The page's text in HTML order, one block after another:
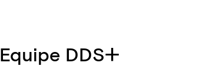
Equipe DDS+